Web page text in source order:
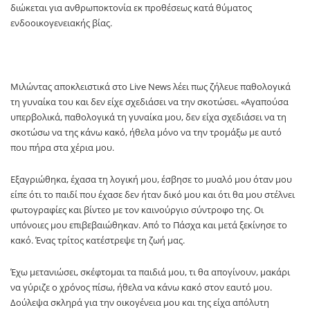
διώκεται για ανθρωποκτονία εκ προθέσεως κατά θύματος
ενδοοικογενειακής βίας.
Μιλώντας αποκλειστικά στο Live News λέει πως ζήλευε παθολογικά
τη γυναίκα του και δεν είχε σχεδιάσει να την σκοτώσει. «Αγαπούσα
υπερβολικά, παθολογικά τη γυναίκα μου, δεν είχα σχεδιάσει να τη
σκοτώσω να της κάνω κακό, ήθελα μόνο να την τρομάξω με αυτό
που πήρα στα χέρια μου.
Εξαγριώθηκα, έχασα τη λογική μου, έσβησε το μυαλό μου όταν μου
είπε ότι το παιδί που έχασε δεν ήταν δικό μου και ότι θα μου στέλνει
φωτογραφίες και βίντεο με τον καινούργιο σύντροφο της. Οι
υπόνοιες μου επιβεβαιώθηκαν. Από το Πάσχα και μετά ξεκίνησε το
κακό. Ένας τρίτος κατέστρεψε τη ζωή μας.
Έχω μετανιώσει, σκέφτομαι τα παιδιά μου, τι θα απογίνουν, μακάρι
να γύριζε ο χρόνος πίσω, ήθελα να κάνω κακό στον εαυτό μου.
Δούλεψα σκληρά για την οικογένεια μου και της είχα απόλυτη